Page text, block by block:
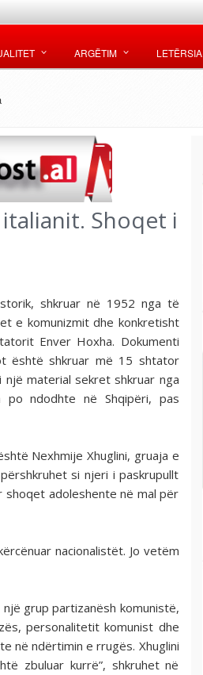
ARGËTIM LETËRSIA
Shoqet i
shkruar në 1952 nga të
e komunizmit dhe konkretisht
Enver Hoxha. Dokumenti
është shkruar më 15 shtator
material sekret shkruar nga
po ndodhte në Shqipëri, pas
Nexhmije Xhuglini, gruaja e
si njeri i paskrupullt
shoqet adoleshente në mal për
nacionalistët. Jo vetëm
grup partizanësh komunistë,
personalitetit komunist dhe
në ndërtimin e rrugës. Xhuglini
zbuluar kurrë”, shkruhet në